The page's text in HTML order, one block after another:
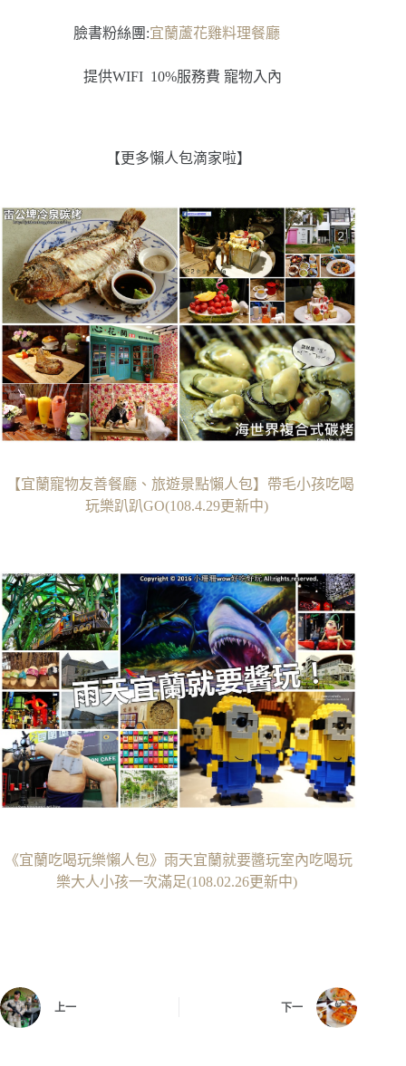
臉書粉絲團:宜蘭蘆花雞料理餐廳
提供WIFI 10%服務費 寵物入內
【更多懶人包滴家啦】
【宜蘭寵物友善餐廳、旅遊景點懶人包】帶毛小孩吃喝
玩樂趴趴GO(108.4.29更新中)
《宜蘭吃喝玩樂懶人包》雨天宜蘭就要醬玩室內吃喝玩
樂大人小孩一次滿足(108.02.26更新中)
上一 下一